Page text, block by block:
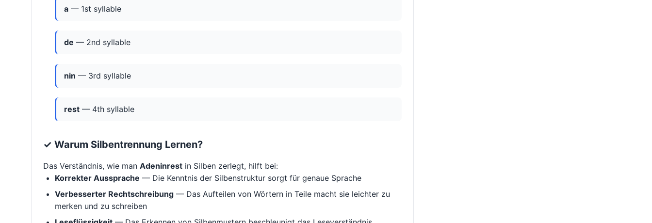
a — 1st syllable
de — 2nd syllable
nin — 3rd syllable
rest — 4th syllable
✓ Warum Silbentrennung Lernen?
Das Verständnis, wie man Adeninrest in Silben zerlegt, hilft bei:
Korrekter Aussprache — Die Kenntnis der Silbenstruktur sorgt für genaue Sprache
Verbesserter Rechtschreibung — Das Aufteilen von Wörtern in Teile macht sie leichter zu
merken und zu schreiben